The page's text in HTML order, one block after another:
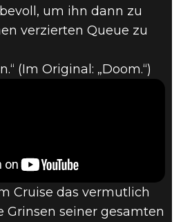
um ihn dann zu
verzierten Queue zu
(Im Original: „Doom.“)
Cruise das vermutlich
Grinsen seiner gesamten